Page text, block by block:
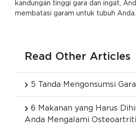
kandungan tinggi gara dan ingat,
membatasi garam untuk tubuh Anda.
Read Other Articles
5 Tanda Mengonsumsi
6 Makanan yang Harus
Anda Mengalami